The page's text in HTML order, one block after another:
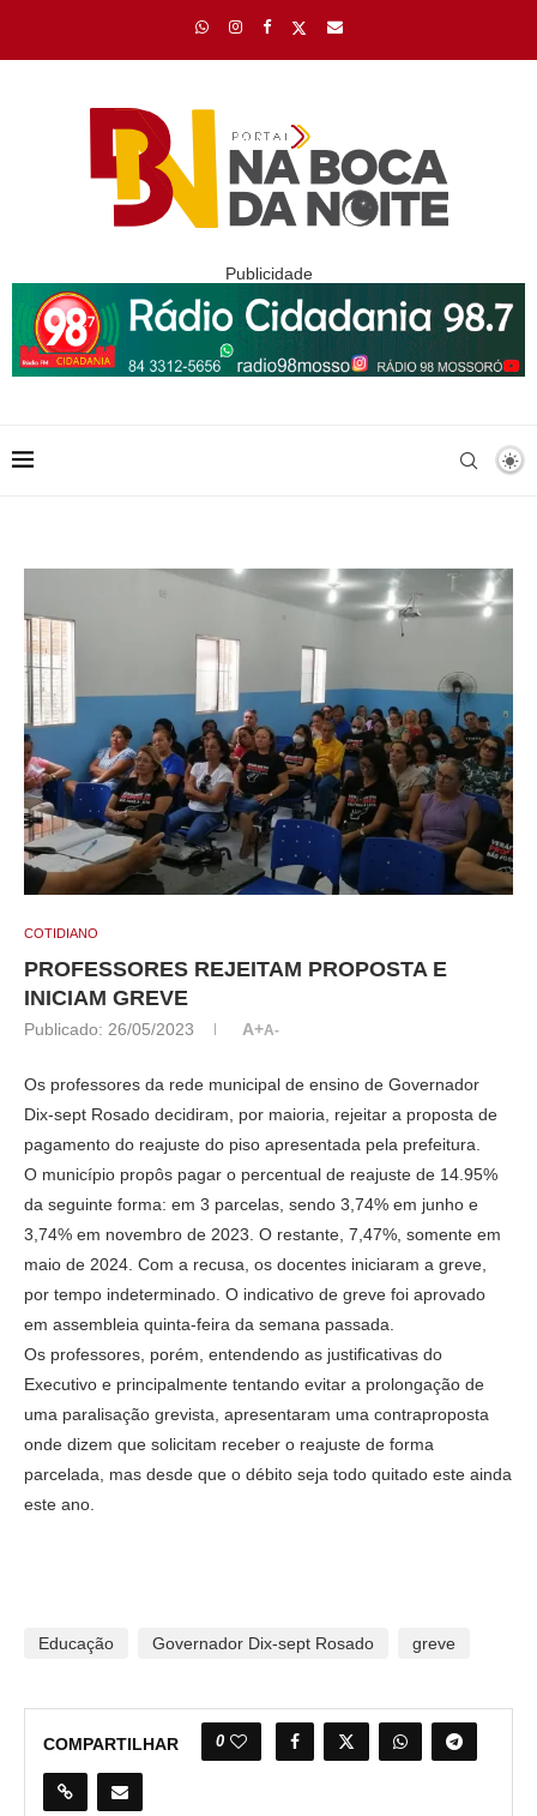
Publicidade
COTIDIANO
PROFESSORES REJEITAM PROPOSTA E
INICIAM GREVE
Publicado: 26/05/2023 A+A-
Os professores da rede municipal de ensino de Governador
Dix-sept Rosado decidiram, por maioria, rejeitar a proposta de
pagamento do reajuste do piso apresentada pela prefeitura.
O município propôs pagar o percentual de reajuste de 14.95%
da seguinte forma: em 3 parcelas, sendo 3,74% em junho e
3,74% em novembro de 2023. O restante, 7,47%, somente em
maio de 2024. Com a recusa, os docentes iniciaram a greve,
por tempo indeterminado. O indicativo de greve foi aprovado
em assembleia quinta-feira da semana passada.
Os professores, porém, entendendo as justificativas do
Executivo e principalmente tentando evitar a prolongação de
uma paralisação grevista, apresentaram uma contraproposta
onde dizem que solicitam receber o reajuste de forma
parcelada, mas desde que o débito seja todo quitado este ainda
este ano.
Educação Governador Dix-sept Rosado greve
COMPARTILHAR 0